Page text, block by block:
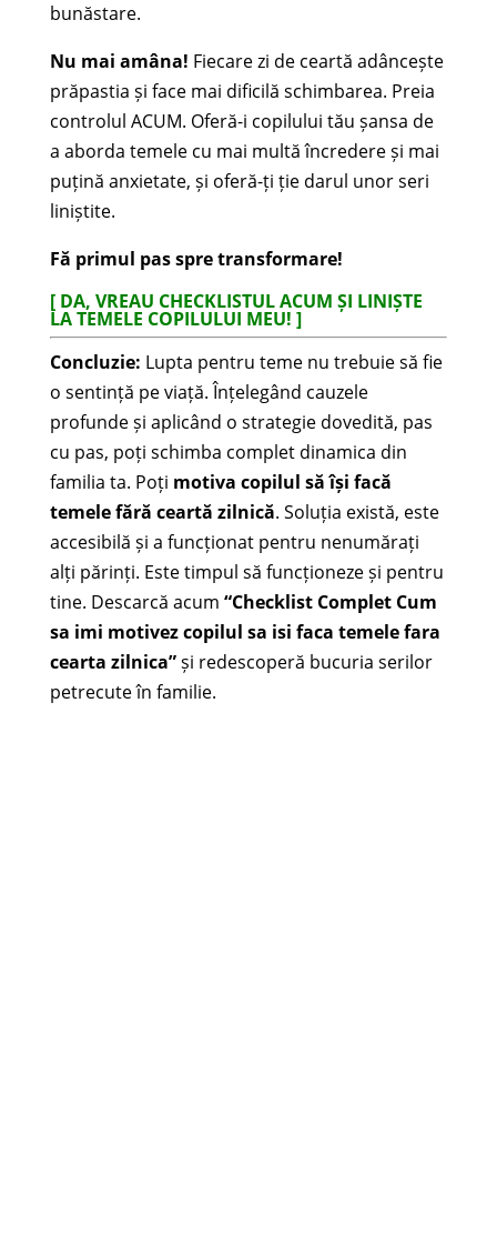
bunăstare.
Nu mai amâna! Fiecare zi de ceartă adâncește
prăpastia și face mai dificilă schimbarea. Preia
controlul ACUM. Oferă-i copilului tău șansa de
a aborda temele cu mai multă încredere și mai
puțină anxietate, și oferă-ți ție darul unor seri
liniștite.
Fă primul pas spre transformare!
[ DA, VREAU CHECKLISTUL ACUM ȘI LINIȘTE
LA TEMELE COPILULUI MEU! ]
Concluzie: Lupta pentru teme nu trebuie să fie
o sentință pe viață. Înțelegând cauzele
profunde și aplicând o strategie dovedită, pas
cu pas, poți schimba complet dinamica din
familia ta. Poți motiva copilul să își facă
temele fără ceartă zilnică. Soluția există, este
accesibilă și a funcționat pentru nenumărați
alți părinți. Este timpul să funcționeze și pentru
tine. Descarcă acum “Checklist Complet Cum
sa imi motivez copilul sa isi faca temele fara
cearta zilnica”și redescoperă bucuria serilor
petrecute în familie.